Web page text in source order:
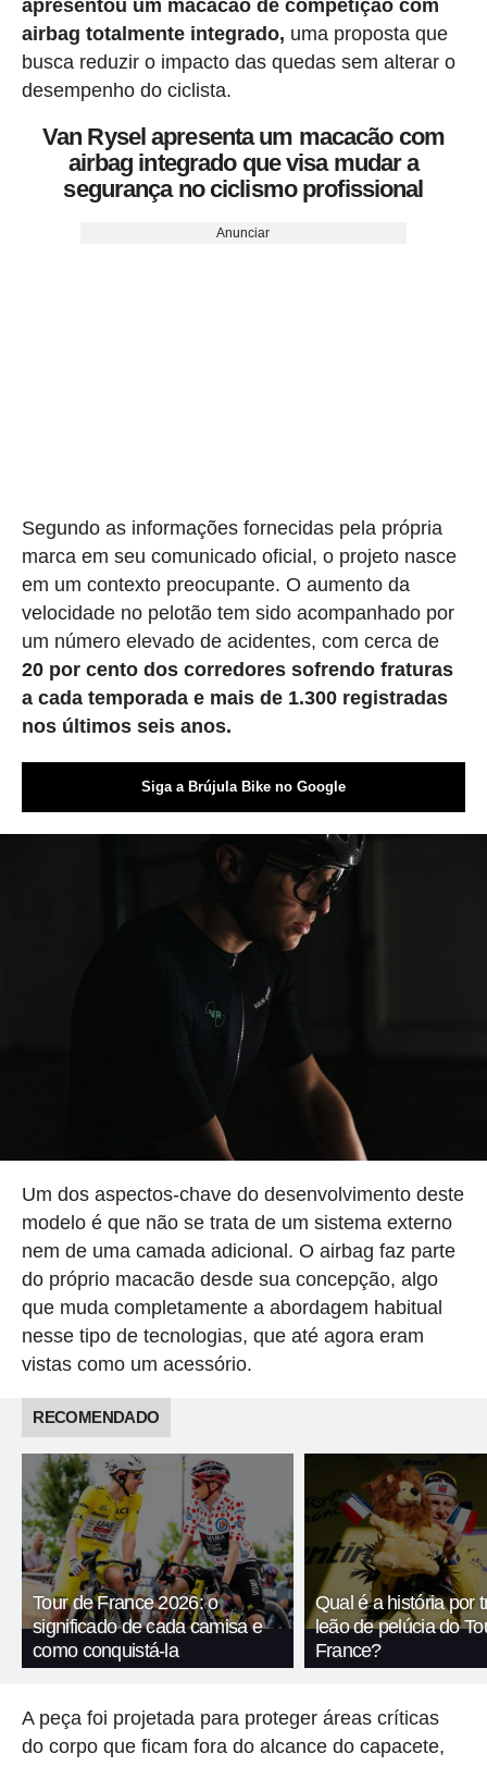
apresentou um macacão de competição com
airbag totalmente integrado, uma proposta que
busca reduzir o impacto das quedas sem alterar o
desempenho do ciclista.
Van Rysel apresenta um macacão com
airbag integrado que visa mudar a
segurança no ciclismo profissional
Anunciar
Segundo as informações fornecidas pela própria
marca em seu comunicado oficial, o projeto nasce
em um contexto preocupante. O aumento da
velocidade no pelotão tem sido acompanhado por
um número elevado de acidentes, com cerca de
20 por cento dos corredores sofrendo fraturas
a cada temporada e mais de 1.300 registradas
nos últimos seis anos.
Siga a Brújula Bike no Google
Um dos aspectos-chave do desenvolvimento deste
modelo é que não se trata de um sistema externo
nem de uma camada adicional. O airbag faz parte
do próprio macacão desde sua concepção, algo
que muda completamente a abordagem habitual
nesse tipo de tecnologias, que até agora eram
vistas como um acessório.
RECOMENDADO
Tour de France 2026: o
significado de cada camisa e
como conquistá-la
Qual é a história por
leão de pelúcia do
France?
A peça foi projetada para proteger áreas críticas
do corpo que ficam fora do alcance do capacete,